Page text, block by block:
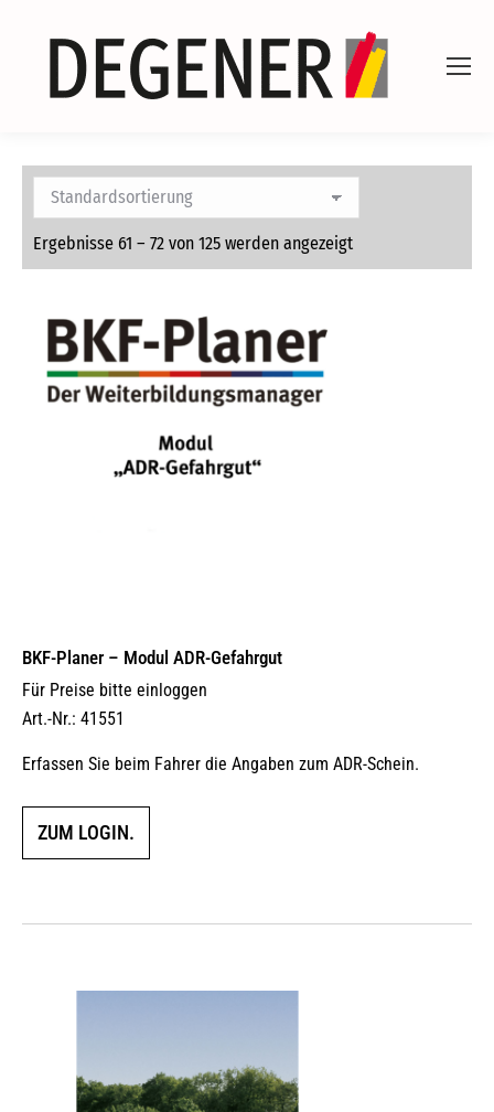
Ergebnisse 61 – 72 von 125 werden angezeigt
BKF-Planer – Modul ADR-Gefahrgut
Für Preise bitte einloggen
Art.-Nr.: 41551
Erfassen Sie beim Fahrer die Angaben zum ADR-Schein.
ZUM LOGIN.